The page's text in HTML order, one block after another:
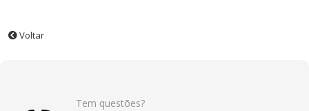
Voltar
Tem questões?